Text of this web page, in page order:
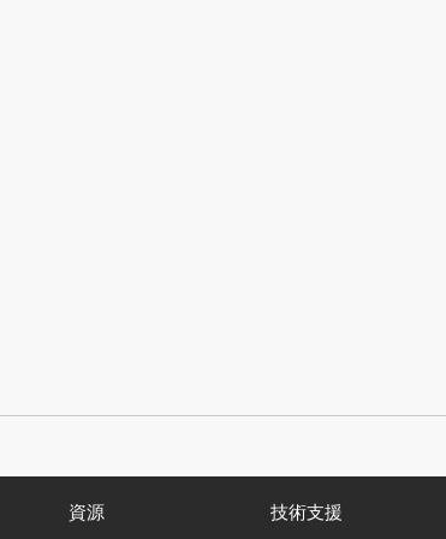
資源 技術支援